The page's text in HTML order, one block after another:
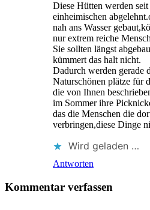
Diese Hütten werden
einheimischen
nah ans Wasser
nur extrem reiche
Sie sollten längst
kümmert das halt nicht.
Dadurch werden gerade
Naturschönen plätze für
die von Ihnen
im Sommer ihre
das die Menschen die
verbringen,diese Dinge
Wird geladen …
Antworten
Kommentar verfassen